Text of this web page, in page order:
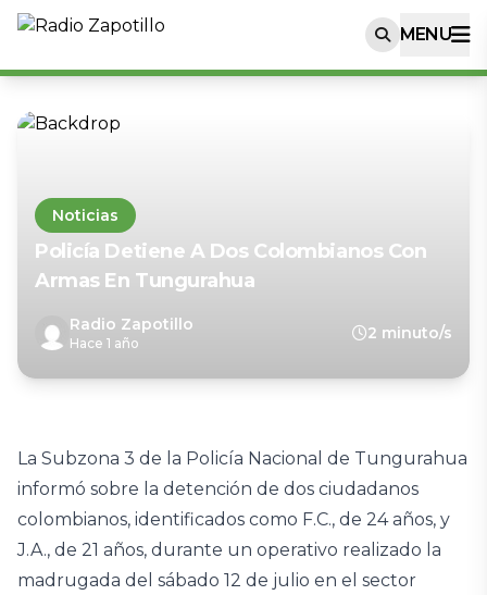
MENU
Noticias
Policía Detiene A Dos Colombianos Con
Armas En Tungurahua
Radio Zapotillo
Hace 1 año
2 minuto/s
La Subzona 3 de la Policía Nacional de Tungurahua
informó sobre la detención de dos ciudadanos
colombianos, identificados como F.C., de 24 años, y
J.A., de 21 años, durante un operativo realizado la
madrugada del sábado 12 de julio en el sector